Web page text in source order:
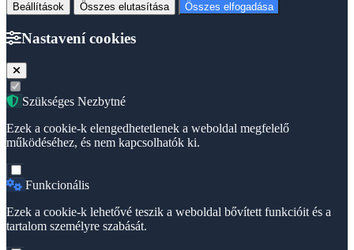
Beállítások Összes elutasítása Összes elfogadása
Nastavení cookies
Szükséges Nezbytné
Ezek a cookie-k elengedhetetlenek a weboldal megfelelő
működéséhez, és nem kapcsolhatók ki.
Funkcionális
Ezek a cookie-k lehetővé teszik a weboldal bővített funkcióit és a
tartalom személyre szabását.